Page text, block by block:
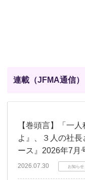
連載（JFMA通信）
【巻頭言】「一
よ』、３人の社
ース』2026年7月
2026.07.30 お知らせ